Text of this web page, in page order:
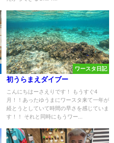
ワースタ日記
初うらまえダイブー
こんにちはーさえりです！ もうすぐ4
月！！あったゆうまにワースタ来て一年が
経とうとしていて時間の早さを感じていま
す！！ それと同時にもうワー...